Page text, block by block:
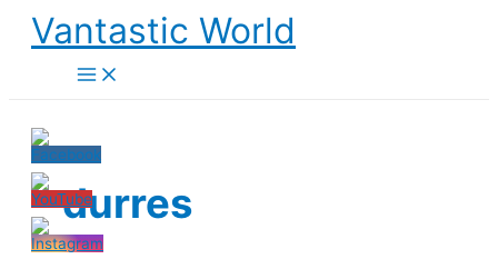
Skip
content
Vantastic World
durres